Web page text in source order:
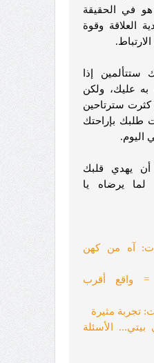
هو في الحقيقة
العلاقة وقوة
ستتألمين إذا
عليك، ولكن
كثرت سترتاحين
طلبك بإراحتك
اليوم.
أن يهدي قلبك
لما يرضاه يا
آه من كهن
= واقع أقرب
تجربة مثيرة
الأسئلة